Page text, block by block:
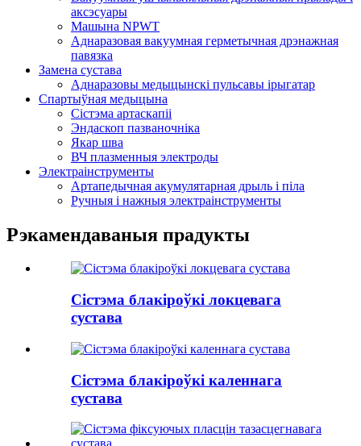
аксэсуары
Машына NPWT
Аднаразовая вакуумная герметычная дрэнажная
павязка
Замена сустава
Аднаразовы медыцынскі пульсавы ірыгатар
Спартыўная медыцына
Сістэма артаскапіі
Эндаскоп пазваночніка
Якар шва
ВЧ плазменныя электроды
Электраінструменты
Артапедычная акумулятарная дрыль і піла
Ручныя і нажныя электраінструменты
Рэкамендаваныя прадукты
Сістэма блакіроўкі локцевага
сустава
Сістэма блакіроўкі каленнага
сустава